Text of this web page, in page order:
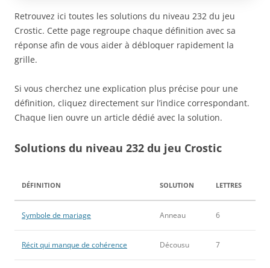
Retrouvez ici toutes les solutions du niveau 232 du jeu
Crostic. Cette page regroupe chaque définition avec sa
réponse afin de vous aider à débloquer rapidement la
grille.
Si vous cherchez une explication plus précise pour une
définition, cliquez directement sur l’indice correspondant.
Chaque lien ouvre un article dédié avec la solution.
Solutions du niveau 232 du jeu Crostic
DÉFINITION SOLUTION LETTRES
Symbole de mariage Anneau 6
Récit qui manque de cohérence Décousu 7